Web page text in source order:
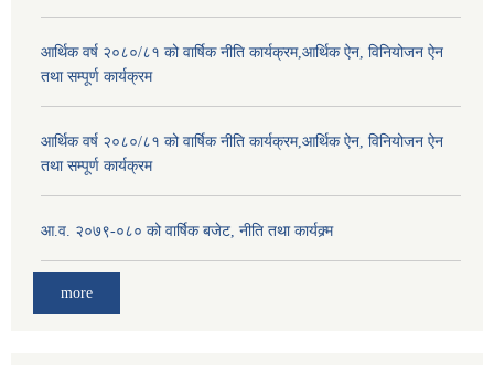
आर्थिक वर्ष २०८०/८१ को वार्षिक नीति कार्यक्रम,आर्थिक ऐन, विनियोजन ऐन
तथा सम्पूर्ण कार्यक्रम
आर्थिक वर्ष २०८०/८१ को वार्षिक नीति कार्यक्रम,आर्थिक ऐन, विनियोजन ऐन
तथा सम्पूर्ण कार्यक्रम
आ.व. २०७९-०८० को वार्षिक बजेट, नीति तथा कार्यक्र्म
more